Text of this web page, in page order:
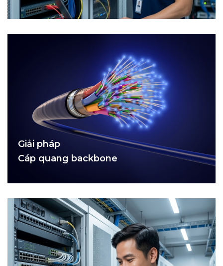
Giải pháp
Cáp quang backbone